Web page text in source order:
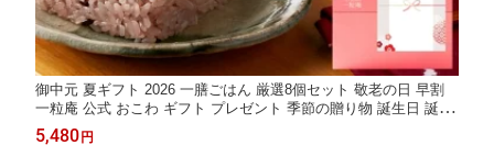
御中元 夏ギフト 2026 一膳ごはん 厳選8個セット 敬老の日 早割
一粒庵 公式 おこわ ギフト プレゼント 季節の贈り物 誕生日 誕生
日プレゼント ギフト 御礼 お礼 御祝 お祝い 御祝 内祝い 内祝 御
5,480 円